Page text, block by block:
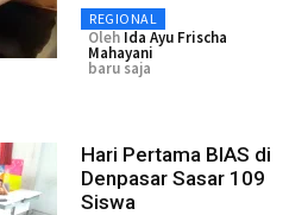
REGIONAL
Oleh Ida Ayu Frischa
Mahayani
baru saja
Hari Pertama BIAS di
Denpasar Sasar 109
Siswa